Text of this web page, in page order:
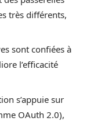
très différents,
sont confiées à
l’efficacité
s’appuie sur
OAuth 2.0),